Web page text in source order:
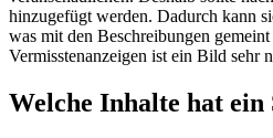
hinzugefügt werden. Dadurch kann
was mit den Beschreibungen
Vermisstenanzeigen ist ein Bild sehr
Welche Inhalte hat ein